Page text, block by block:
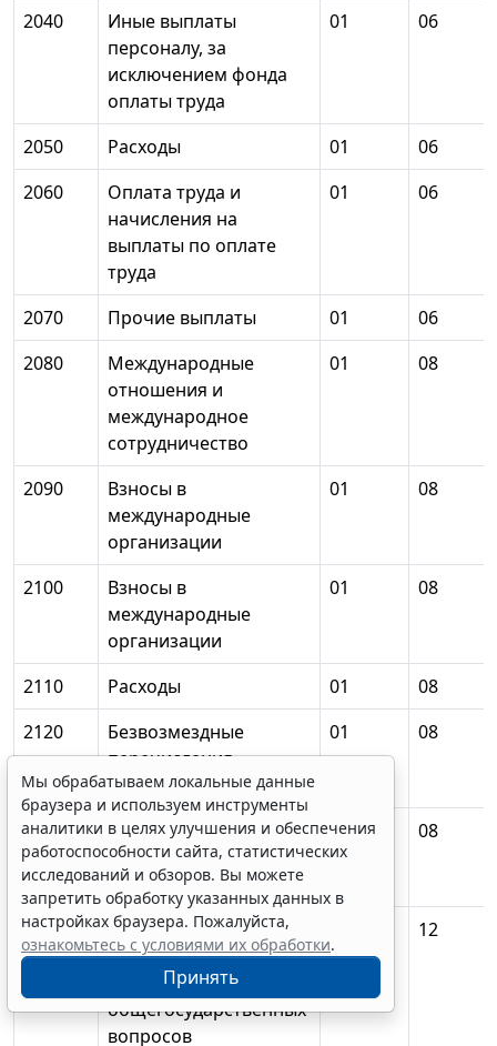
2040
Иные выплаты
персоналу, за
исключением фонда
оплаты труда
01 06
2050 Расходы 01
06
2060
Оплата труда и
начисления на
выплаты по оплате
труда
01 06
2070 Прочие выплаты 01
06
2080
Международные
отношения и
международное
сотрудничество
01 08
2090
Взносы в
международные
организации
01 08
2100
Взносы в
международные
организации
01 08
2110 Расходы 01
08
2120
Безвозмездные
перечисления
бюджетам
01 08
2130
Перечисления
международным
организациям
01 08
2140
Прикладные научные
исследования в
области
общегосударственных
вопросов
12
Мы обрабатываем локальные данные
браузера и используем инструменты
аналитики в целях улучшения и обеспечения
работоспособности сайта, статистических
исследований и обзоров. Вы можете
запретить обработку указанных данных в
настройках браузера. Пожалуйста,
ознакомьтесь с условиями их обработки.
Принять